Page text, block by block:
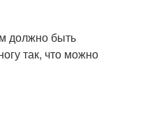
должно быть
так, что можно